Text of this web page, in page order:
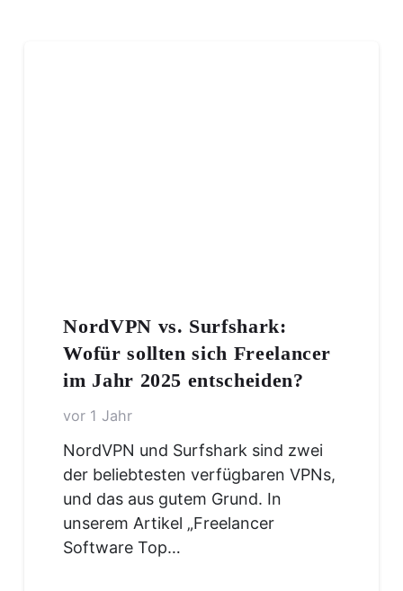
NordVPN vs. Surfshark:
Wofür sollten sich Freelancer
im Jahr 2025 entscheiden?
vor 1 Jahr
NordVPN und Surfshark sind zwei
der beliebtesten verfügbaren VPNs,
und das aus gutem Grund. In
unserem Artikel „Freelancer
Software Top…